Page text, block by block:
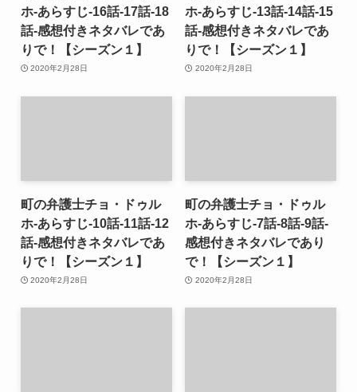
ホ-あらすじ-16話-17話-18
話-感想付きネタバレであ
りで！【シーズン１】
2020年2月28日
ホ-あらすじ-13話-14話-15
話-感想付きネタバレであ
りで！【シーズン１】
2020年2月28日
町の弁護士チョ・ドゥル
ホ-あらすじ-10話-11話-12
話-感想付きネタバレであ
りで！【シーズン１】
2020年2月28日
町の弁護士チョ・ドゥル
ホ-あらすじ-7話-8話-9話-
感想付きネタバレであり
で！【シーズン１】
2020年2月28日